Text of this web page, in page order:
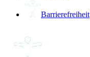
Barrierefreiheit